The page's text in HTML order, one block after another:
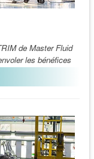
de Master Fluid
les bénéfices